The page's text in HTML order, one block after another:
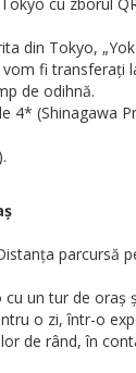
din Tokyo,
vom fi transferați
de odihnă.
4* (Shinagawa
parcursă
un tur de oraș
o zi, într-o
de rând, în